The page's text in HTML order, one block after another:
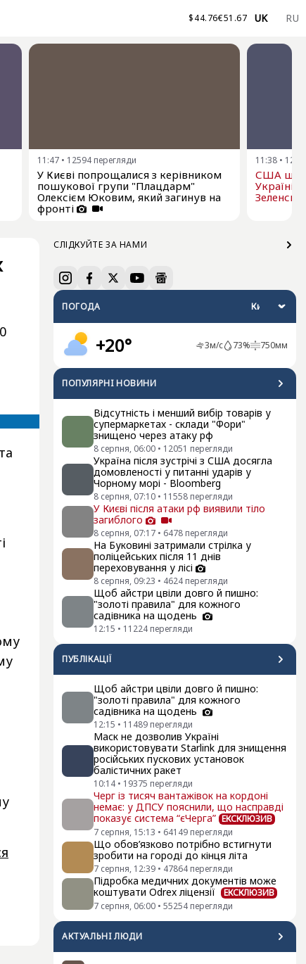
$44.76€51.67 UK RU
11:47 • 12594 перегляди
У Києві попрощалися з керівником
пошукової групи "Плацдарм"
Олексієм Юковим, який загинув на
фронті
11:38 •
США
Україні
СЛІДКУЙТЕ ЗА НАМИ
ПОГОДА
+20° 3м/с 73% 750мм
ПОПУЛЯРНI НОВИНИ
Відсутність і менший вибір товарів у
супермаркетах - склади "Фори"
знищено через атаку рф
8 серпня, 06:00 • 12051 перегляди
Україна після зустрічі з США досягла
домовленості у питанні ударів у
Чорному морі - Bloomberg
8 серпня, 07:10 • 11558 перегляди
У Києві після атаки рф виявили тіло
загиблого
8 серпня, 07:17 • 6478 перегляди
На Буковині затримали стрілка у
поліцейських після 11 днів
переховування у лісі
8 серпня, 09:23 • 4624 перегляди
Щоб айстри цвіли довго й пишно:
"золоті правила" для кожного
садівника на щодень
12:15 • 11224 перегляди
ПУБЛІКАЦІЇ
Щоб айстри цвіли довго й пишно:
"золоті правила" для кожного
садівника на щодень
12:15 • 11489 перегляди
Маск не дозволив Україні
використовувати Starlink для знищення
російських пускових установок
балістичних ракет
10:14 • 19375 перегляди
Черг із тисяч вантажівок на кордоні
немає: у ДПСУ пояснили, що насправді
показує система “єЧерга” ЕКСКЛЮЗИВ
7 серпня, 15:13 • 64149 перегляди
Що обов’язково потрібно встигнути
зробити на городі до кінця літа
7 серпня, 12:39 • 47864 перегляди
Підробка медичних документів може
коштувати Odrex ліцензії
ЕКСКЛЮЗИВ
7 серпня, 06:00 • 55254 перегляди
АКТУАЛЬНI ЛЮДИ